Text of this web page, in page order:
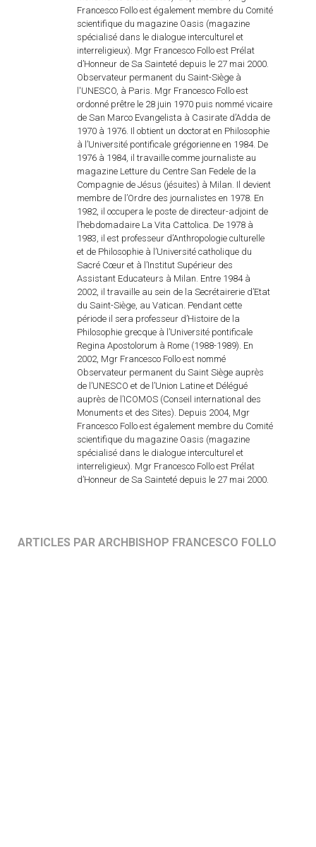
ARTICLES PAR ARCHBISHOP FRANCESCO FOLLO